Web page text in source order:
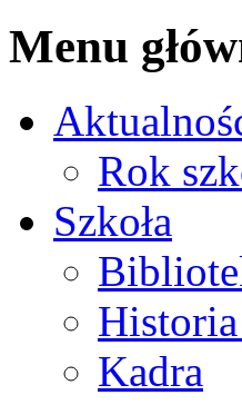
Menu
Rok
Szkoła
Kadra